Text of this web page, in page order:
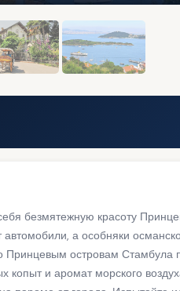
безмятежную красоту
а особняки
островам Стамбула
и аромат морского